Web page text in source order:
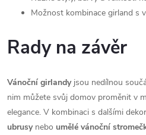
Možnost kombinace girland s
Rady na závěr
Vánoční girlandyjsou nedílnou
nim můžete svůj domov proměnit v
elegance. V kombinaci s dalšími
ubrusynebo umělé vánoční